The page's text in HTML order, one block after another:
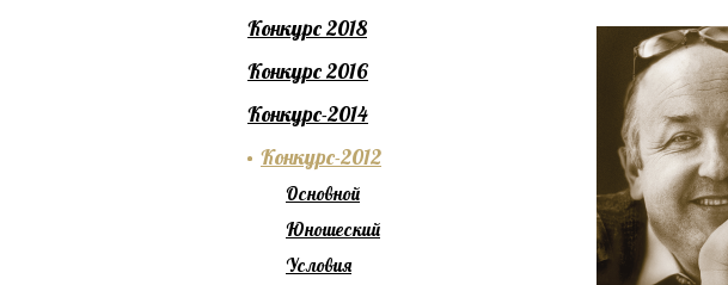
Конкурс 2018
Конкурс 2016
Конкурс-2014
Конкурс-2012
Основной
Юношеский
Условия